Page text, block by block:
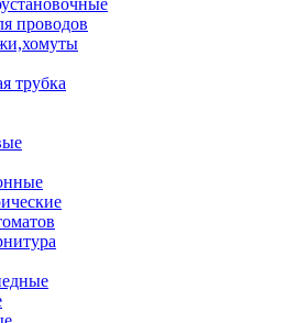
проводов
трубка